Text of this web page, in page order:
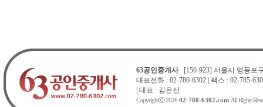
63공인중개사[150-923] 서울시 영등포
대표전화 : 02-780-6302 | 팩스 : 02-785-
| 대표 : 김은선
Copyrightⓒ 2026 02-780-6302.com. All Rights